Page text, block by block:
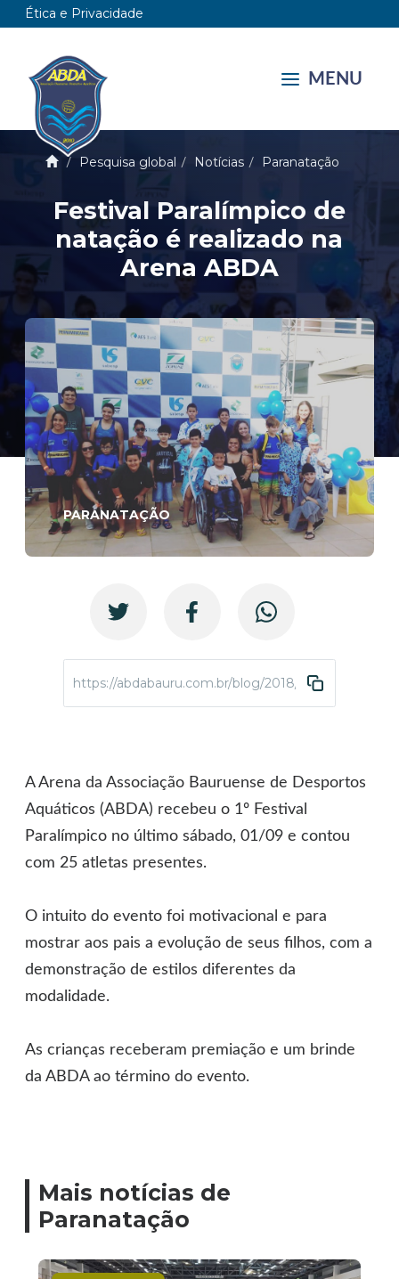
Ética e Privacidade
MENU
Pesquisa global Notícias Paranatação
Festival Paralímpico de
natação é realizado na
Arena ABDA
PARANATAÇÃO
https://abdabauru.com.br/blog/2018/09/05/festival-
A Arena da Associação Bauruense de Desportos
Aquáticos (ABDA) recebeu o 1º Festival
Paralímpico no último sábado, 01/09 e contou
com 25 atletas presentes.
O intuito do evento foi motivacional e para
mostrar aos pais a evolução de seus filhos, com a
demonstração de estilos diferentes da
modalidade.
As crianças receberam premiação e um brinde
da ABDA ao término do evento.
Mais notícias de
Paranatação